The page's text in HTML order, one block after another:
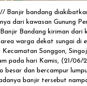
Banjir bandang
dari kawasan Gunung
Bandang kiriman
warga dekat sungai di
Songgon,
pada hari Kamis, (21/06/
besar dan bercampur
banjir tersebut